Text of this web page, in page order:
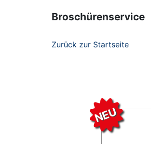
Broschürenservice
Zurück zur Startseite
NEU